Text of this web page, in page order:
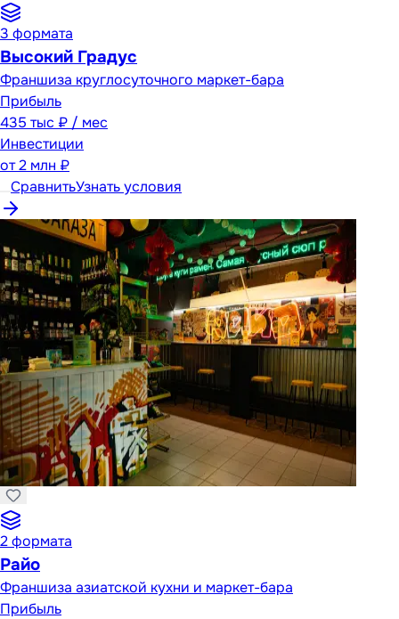
3 формата
Высокий Градус
Франшиза круглосуточного маркет-бара
Прибыль
435 тыс ₽ / мес
Инвестиции
от2 млн ₽
СравнитьУзнать условия
2формата
Райо
Франшиза азиатской кухни и маркет-бара
Прибыль